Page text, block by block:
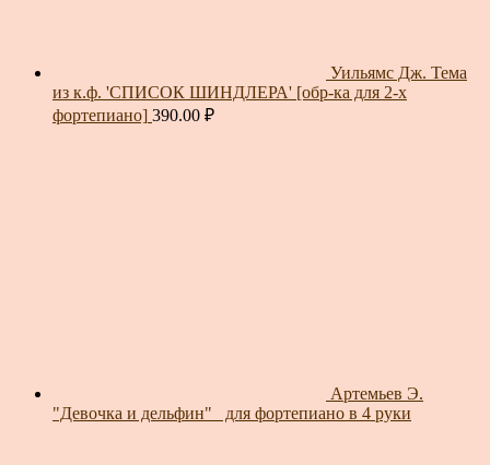
Уильямс Дж. Тема
из к.ф. 'СПИСОК ШИНДЛЕРА' [обр-ка для 2-х
фортепиано] 390.00 ₽
Артемьев Э.
"Девочка и дельфин"_ для фортепиано в 4 руки